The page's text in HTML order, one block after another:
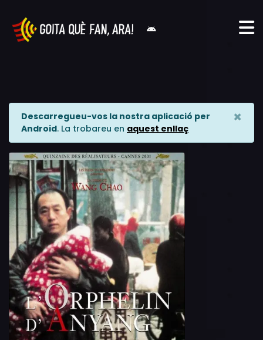
Descarregueu-vos la nostra aplicació per
Android. La trobareu en aquest enllaç
×